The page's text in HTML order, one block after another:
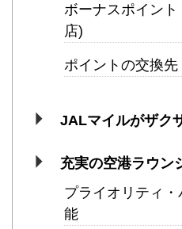
ボーナスポイン
店)
ポイントの交換先
JALマイルがザク
充実の空港ラウン
プライオリティ
能